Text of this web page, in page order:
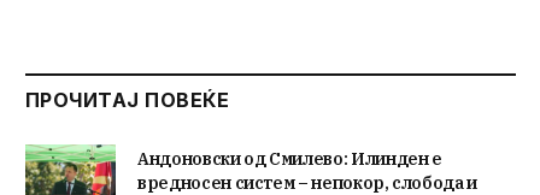
ПРОЧИТАЈ ПОВЕЌЕ
Андоновски од Смилево: Илинден е
вредносен систем – непокор, слобода и